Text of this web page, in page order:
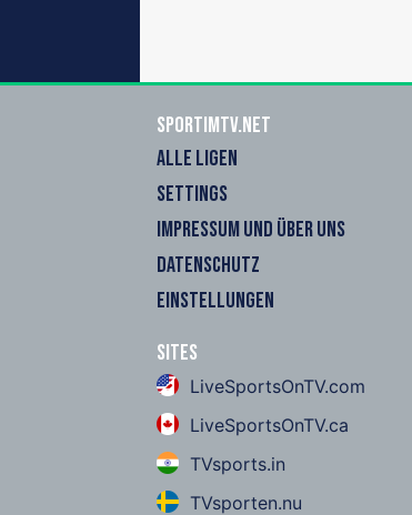
sportimtv.net
ALLE LIGEN
SETTINGS
IMPRESSUM UND ÜBER UNS
DATENSCHUTZ
EINSTELLUNGEN
Sites
LiveSportsOnTV.com
LiveSportsOnTV.ca
TVsports.in
TVsporten.nu